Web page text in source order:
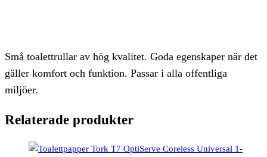
Små toalettrullar av hög kvalitet. Goda egenskaper när det
gäller komfort och funktion. Passar i alla offentliga
miljöer.
Relaterade produkter